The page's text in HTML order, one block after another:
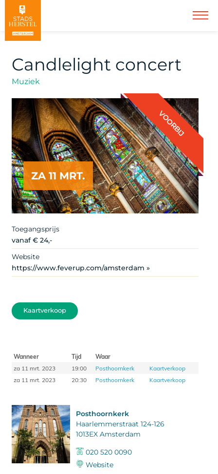
Candlelight concert
Muziek
ZA 11 MRT.
VOORBIJ
Toegangsprijs
vanaf € 24,-
Website
https://www.feverup.com/amsterdam »
Kaartverkoop
Wanneer Tijd
Waar
za 11 mrt. 2023
19:00 Posthoornkerk
Kaartverkoop
za 11 mrt. 2023
20:30 Posthoornkerk Kaartverkoop
Posthoornkerk
Haarlemmerstraat 124-126
1013EX Amsterdam
020 520 0090
Website